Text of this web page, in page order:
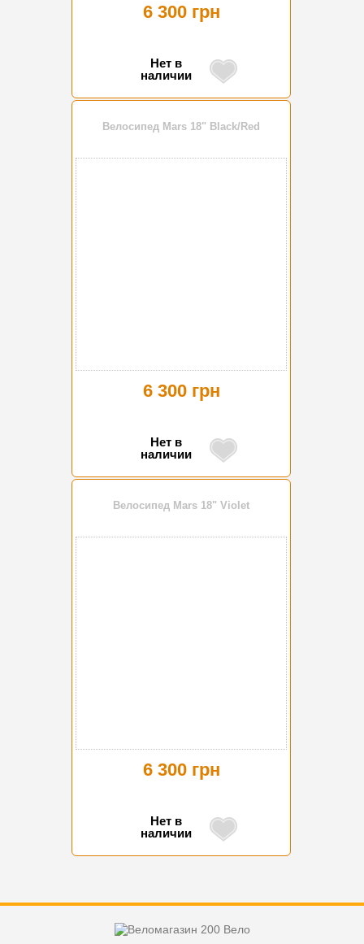
6 300 грн
Нет в
наличии
Велосипед Mars 18" Black/Red
6 300 грн
Нет в
наличии
Велосипед Mars 18" Violet
6 300 грн
Нет в
наличии